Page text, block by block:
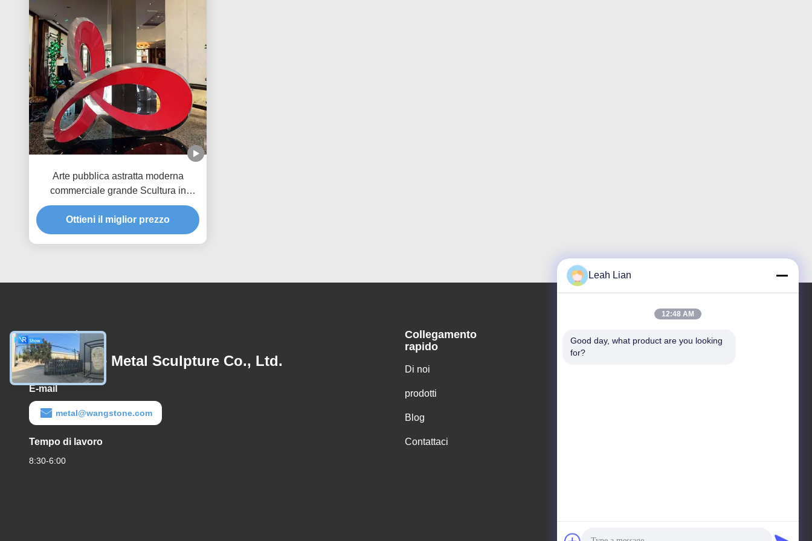
Arte pubblica astratta moderna
commerciale grande Scultura in
acciaio inossidabile
Ottieni il miglior prezzo
Contattaci
Wangstone Metal Sculpture Co., Ltd.
E-mail
metal@wangstone.com
Tempo di lavoro
8:30-6:00
Collegamento
rapido
Di noi
prodotti
Blog
Contattaci
Il nostro indirizzo
Indirizzo aziendale
Leah Lian
12:48 AM
Good day, what product are you looking
for?